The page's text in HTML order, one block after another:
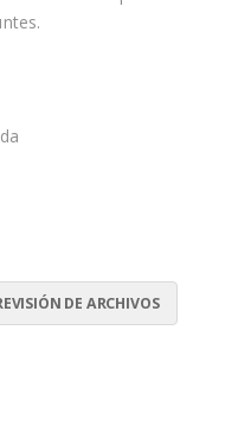
DE ARCHIVOS